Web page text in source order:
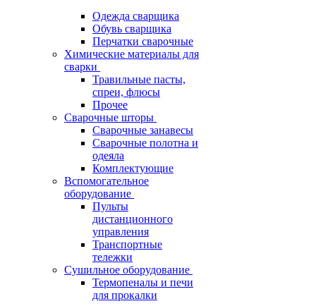
Одежда сварщика
Обувь сварщика
Перчатки сварочные
Химические материалы для
сварки
Травильные пасты,
спреи, флюсы
Прочее
Сварочные шторы
Сварочные занавесы
Сварочные полотна и
одеяла
Комплектующие
Вспомогательное
оборудование
Пульты
дистанционного
управления
Транспортные
тележки
Сушильное оборудование
Термопеналы и печи
для прокалки